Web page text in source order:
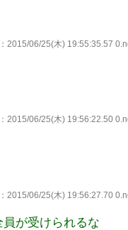
：2015/06/25(木) 19:55:35.57
：2015/06/25(木) 19:56:22.50
：2015/06/25(木) 19:56:27.70
が受けられるな